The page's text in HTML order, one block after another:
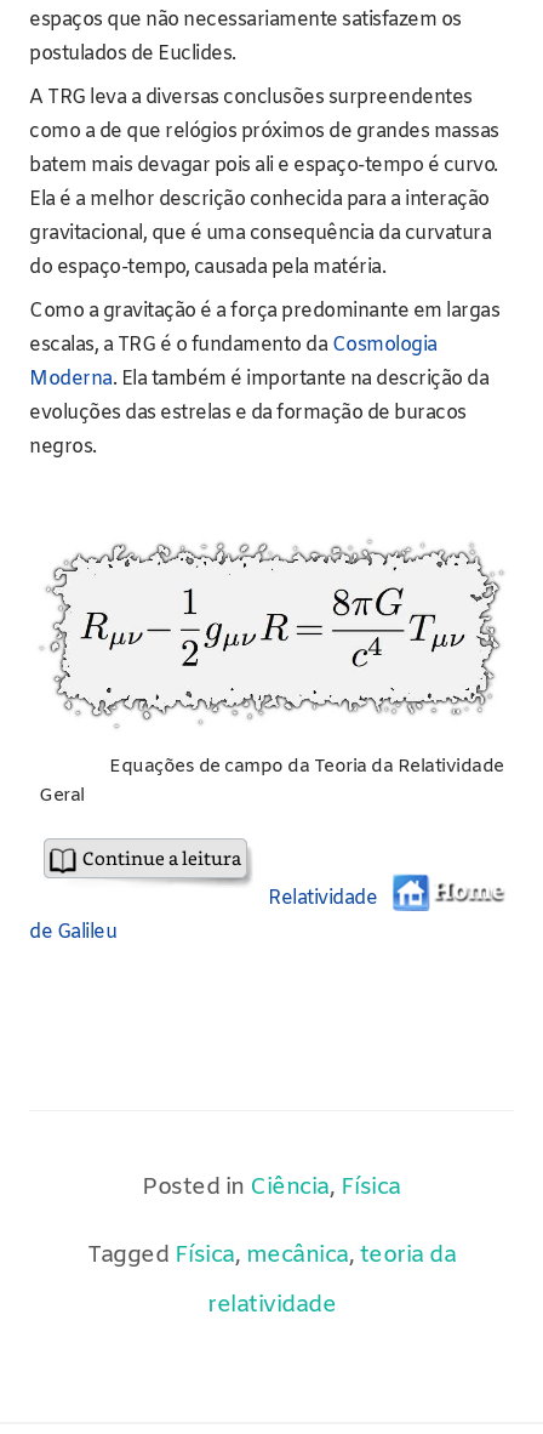
espaços que não necessariamente satisfazem os
postulados de Euclides.
A TRG leva a diversas conclusões surpreendentes
como a de que relógios próximos de grandes massas
batem mais devagar pois ali e espaço-tempo é curvo.
Ela é a melhor descrição conhecida para a interação
gravitacional, que é uma consequência da curvatura
do espaço-tempo, causada pela matéria.
Como a gravitação é a força predominante em largas
escalas, a TRG é o fundamento daCosmologia
Moderna. Ela também é importante na descrição da
evoluções das estrelas e da formação de buracos
negros.
Equações de campo da Teoria da Relatividade
Geral
Relatividade
de Galileu
Posted in Ciência, Física
Tagged Física, mecânica,teoria da
relatividade